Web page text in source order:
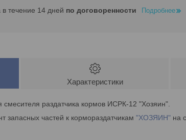
в течение 14 дней по договоренности Подробнее
Характеристики
раздатчика кормов ИСРК-12 "Хозяин".
запасных частей к кормораздатчикам "ХОЗЯИН" на